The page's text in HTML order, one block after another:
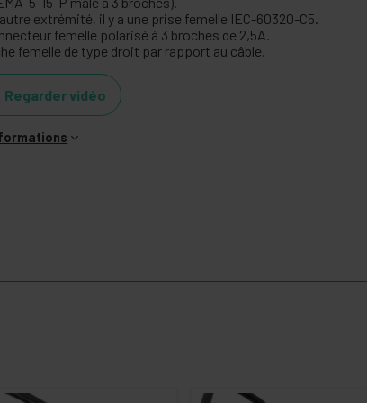
extrémité, il y a une prise femelle IEC-60320-C5.
femelle polarisé à 3 broches de 2,5A.
femelle de type droit par rapport au câble.
Regarder vidéo